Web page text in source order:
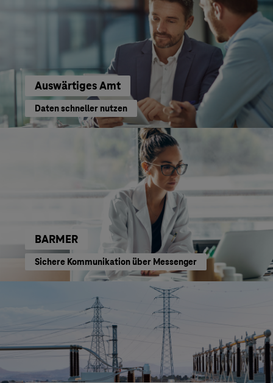
Auswärtiges Amt
Daten schneller nutzen
BARMER
Sichere Kommunikation über Messenger